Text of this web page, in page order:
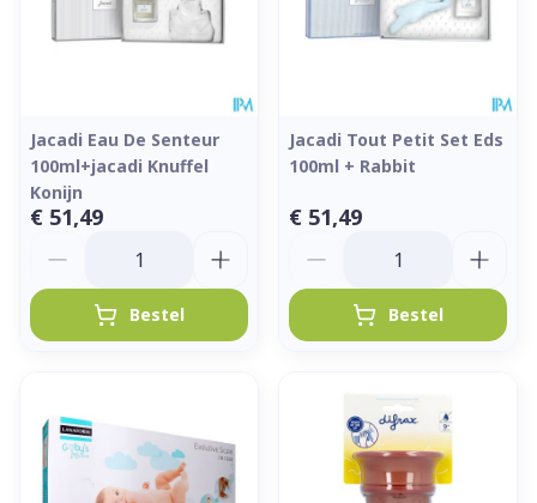
Jacadi Eau De Senteur
100ml+jacadi Knuffel
Konijn
€ 51,49
Bestel
Jacadi Tout Petit Set Eds
100ml + Rabbit
€ 51,49
Bestel